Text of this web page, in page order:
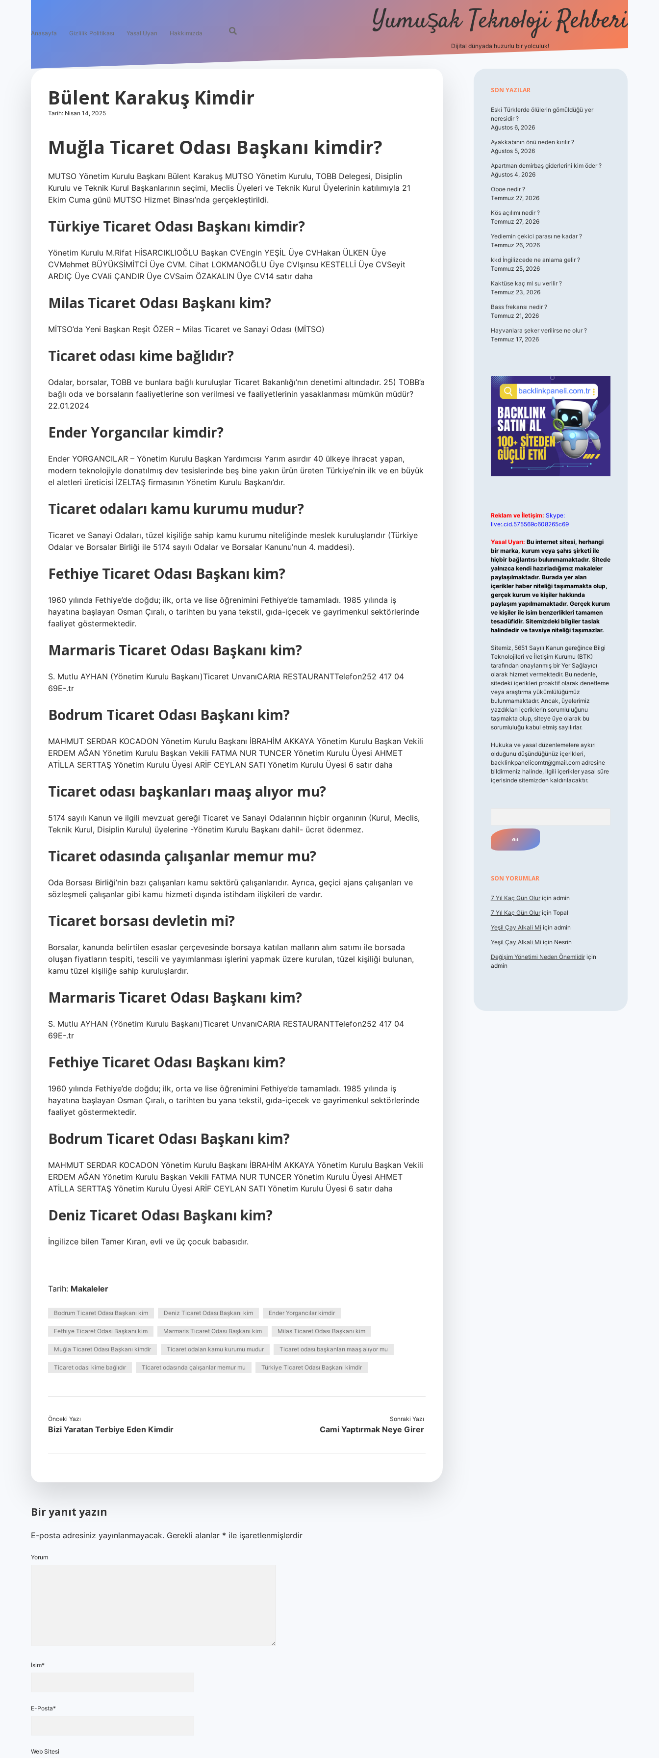
Anasayfa Gizlilik Politikası Yasal Uyarı Hakkımızda Yumuşak Teknoloji Rehberi
Dijital dünyada huzurlu bir yolculuk!
Bülent Karakuş Kimdir
Tarih: Nisan 14, 2025
Muğla Ticaret Odası Başkanı kimdir?
MUTSO Yönetim Kurulu Başkanı Bülent Karakuş MUTSO Yönetim Kurulu, TOBB Delegesi, Disiplin
Kurulu ve Teknik Kurul Başkanlarının seçimi, Meclis Üyeleri ve Teknik Kurul Üyelerinin katılımıyla 21
Ekim Cuma günü MUTSO Hizmet Binası’nda gerçekleştirildi.
Türkiye Ticaret Odası Başkanı kimdir?
Yönetim Kurulu M.Rifat HİSARCIKLIOĞLU Başkan CVEngin YEŞİL Üye CVHakan ÜLKEN Üye
CVMehmet BÜYÜKSİMİTCİ Üye CVM. Cihat LOKMANOĞLU Üye CVIşınsu KESTELLİ Üye CVSeyit
ARDIÇ Üye CVAli ÇANDIR Üye CVSaim ÖZAKALIN Üye CV14 satır daha
Milas Ticaret Odası Başkanı kim?
MİTSO’da Yeni Başkan Reşit ÖZER – Milas Ticaret ve Sanayi Odası (MİTSO)
Ticaret odası kime bağlıdır?
Odalar, borsalar, TOBB ve bunlara bağlı kuruluşlar Ticaret Bakanlığı’nın denetimi altındadır. 25) TOBB’a
bağlı oda ve borsaların faaliyetlerine son verilmesi ve faaliyetlerinin yasaklanması mümkün müdür?
22.01.2024
Ender Yorgancılar kimdir?
Ender YORGANCILAR – Yönetim Kurulu Başkan Yardımcısı Yarım asırdır 40 ülkeye ihracat yapan,
modern teknolojiyle donatılmış dev tesislerinde beş bine yakın ürün üreten Türkiye’nin ilk ve en büyük
el aletleri üreticisi İZELTAŞ firmasının Yönetim Kurulu Başkanı’dır.
Ticaret odaları kamu kurumu mudur?
Ticaret ve Sanayi Odaları, tüzel kişiliğe sahip kamu kurumu niteliğinde meslek kuruluşlarıdır (Türkiye
Odalar ve Borsalar Birliği ile 5174 sayılı Odalar ve Borsalar Kanunu’nun 4. maddesi).
Fethiye Ticaret Odası Başkanı kim?
1960 yılında Fethiye’de doğdu; ilk, orta ve lise öğrenimini Fethiye’de tamamladı. 1985 yılında iş
hayatına başlayan Osman Çıralı, o tarihten bu yana tekstil, gıda-içecek ve gayrimenkul sektörlerinde
faaliyet göstermektedir.
Marmaris Ticaret Odası Başkanı kim?
S. Mutlu AYHAN (Yönetim Kurulu Başkanı)Ticaret UnvanıCARIA RESTAURANTTelefon252 417 04
69E-.tr
Bodrum Ticaret Odası Başkanı kim?
MAHMUT SERDAR KOCADON Yönetim Kurulu Başkanı İBRAHİM AKKAYA Yönetim Kurulu Başkan Vekili
ERDEM AĞAN Yönetim Kurulu Başkan Vekili FATMA NUR TUNCER Yönetim Kurulu Üyesi AHMET
ATİLLA SERTTAŞ Yönetim Kurulu Üyesi ARİF CEYLAN SATI Yönetim Kurulu Üyesi 6 satır daha
Ticaret odası başkanları maaş alıyor mu?
5174 sayılı Kanun ve ilgili mevzuat gereği Ticaret ve Sanayi Odalarının hiçbir organının (Kurul, Meclis,
Teknik Kurul, Disiplin Kurulu) üyelerine -Yönetim Kurulu Başkanı dahil- ücret ödenmez.
Ticaret odasında çalışanlar memur mu?
Oda Borsası Birliği’nin bazı çalışanları kamu sektörü çalışanlarıdır. Ayrıca, geçici ajans çalışanları ve
sözleşmeli çalışanlar gibi kamu hizmeti dışında istihdam ilişkileri de vardır.
Ticaret borsası devletin mi?
Borsalar, kanunda belirtilen esaslar çerçevesinde borsaya katılan malların alım satımı ile borsada
oluşan fiyatların tespiti, tescili ve yayımlanması işlerini yapmak üzere kurulan, tüzel kişiliği bulunan,
kamu tüzel kişiliğe sahip kuruluşlardır.
Marmaris Ticaret Odası Başkanı kim?
S. Mutlu AYHAN (Yönetim Kurulu Başkanı)Ticaret UnvanıCARIA RESTAURANTTelefon252 417 04
69E-.tr
Fethiye Ticaret Odası Başkanı kim?
1960 yılında Fethiye’de doğdu; ilk, orta ve lise öğrenimini Fethiye’de tamamladı. 1985 yılında iş
hayatına başlayan Osman Çıralı, o tarihten bu yana tekstil, gıda-içecek ve gayrimenkul sektörlerinde
faaliyet göstermektedir.
Bodrum Ticaret Odası Başkanı kim?
MAHMUT SERDAR KOCADON Yönetim Kurulu Başkanı İBRAHİM AKKAYA Yönetim Kurulu Başkan Vekili
ERDEM AĞAN Yönetim Kurulu Başkan Vekili FATMA NUR TUNCER Yönetim Kurulu Üyesi AHMET
ATİLLA SERTTAŞ Yönetim Kurulu Üyesi ARİF CEYLAN SATI Yönetim Kurulu Üyesi 6 satır daha
Deniz Ticaret Odası Başkanı kim?
İngilizce bilen Tamer Kıran, evli ve üç çocuk babasıdır.
Tarih: Makaleler
Bodrum Ticaret Odası Başkanı kim Deniz Ticaret Odası Başkanı kim Ender Yorgancılar kimdir
Fethiye Ticaret Odası Başkanı kim Marmaris Ticaret Odası Başkanı kim Milas Ticaret Odası Başkanı kim
Muğla Ticaret Odası Başkanı kimdir Ticaret odaları kamu kurumu mudur Ticaret odası başkanları maaş alıyor mu
Ticaret odası kime bağlıdır Ticaret odasında çalışanlar memur mu Türkiye Ticaret Odası Başkanı kimdir
Önceki Yazı
Bizi Yaratan Terbiye Eden Kimdir
Sonraki Yazı
Cami Yaptırmak Neye Girer
Bir yanıt yazın
E-posta adresiniz yayınlanmayacak. Gerekli alanlar * ile işaretlenmişlerdir
Yorum
İsim*
E-Posta*
Web Sitesi
Sidebar
SON YAZILAR
Eski Türklerde ölülerin gömüldüğü yer
neresidir ?
Ağustos 6, 2026
Ayakkabının önü neden kırılır ?
Ağustos 5, 2026
Apartman demirbaş giderlerini kim öder ?
Ağustos 4, 2026
Oboe nedir ?
Temmuz 27, 2026
Kös açılımı nedir ?
Temmuz 27, 2026
Yediemin çekici parası ne kadar ?
Temmuz 26, 2026
kkd İngilizcede ne anlama gelir ?
Temmuz 25, 2026
Kaktüse kaç ml su verilir ?
Temmuz 23, 2026
Bass frekansı nedir ?
Temmuz 21, 2026
Hayvanlara şeker verilirse ne olur ?
Temmuz 17, 2026
Reklam ve İletişim: Skype:
live:.cid.575569c608265c69
Yasal Uyarı: Bu internet sitesi, herhangi
bir marka, kurum veya şahıs şirketi ile
hiçbir bağlantısı bulunmamaktadır. Sitede
yalnızca kendi hazırladığımız makaleler
paylaşılmaktadır. Burada yer alan
içerikler haber niteliği taşımamakta olup,
gerçek kurum ve kişiler hakkında
paylaşım yapılmamaktadır. Gerçek kurum
ve kişiler ile isim benzerlikleri tamamen
tesadüfidir. Sitemizdeki bilgiler taslak
halindedir ve tavsiye niteliği taşımazlar.
Sitemiz, 5651 Sayılı Kanun gereğince Bilgi
Teknolojileri ve İletişim Kurumu (BTK)
tarafından onaylanmış bir Yer Sağlayıcı
olarak hizmet vermektedir. Bu nedenle,
sitedeki içerikleri proaktif olarak denetleme
veya araştırma yükümlülüğümüz
bulunmamaktadır. Ancak, üyelerimiz
yazdıkları içeriklerin sorumluluğunu
taşımakta olup, siteye üye olarak bu
sorumluluğu kabul etmiş sayılırlar.
Hukuka ve yasal düzenlemelere aykırı
olduğunu düşündüğünüz içerikleri,
backlinkpanelicomtr@gmail.comadresine
bildirmeniz halinde, ilgili içerikler yasal süre
içerisinde sitemizden kaldırılacaktır.
SON YORUMLAR
7 Yıl Kaç Gün Oluriçin admin
7 Yıl Kaç Gün Oluriçin Topal
Yeşil Çay Alkali Mi için admin
Yeşil Çay Alkali Mi için Nesrin
Değişim Yönetimi Neden Önemlidiriçin
admin